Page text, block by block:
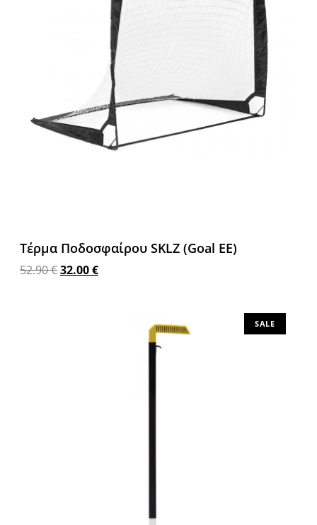
Τέρμα Ποδοσφαίρου SKLZ (Goal EE)
52.90€32.00€
SALE